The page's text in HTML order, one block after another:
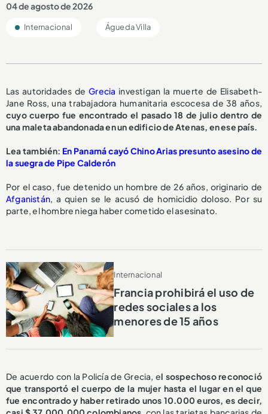
04 de agosto de 2026
Internacional Águeda Villa
Las autoridades deGrecia investigan la muerte de Elisabeth-
Jane Ross, una trabajadora humanitaria escocesa de 38 años,
cuyo cuerpo fue encontrado el pasado 18 de julio dentro de
una maleta abandonada en un edificio de Atenas, en ese país.
Lea también: En Panamá cayó Chino Arias presunto asesino de
la suegra de Pipe Calderón
Por el caso, fue detenido un hombre de 26 años, originario de
Afganistán, a quien se le acusó de homicidio doloso. Por su
parte, el hombre niega haber cometido el asesinato.
Internacional
Francia prohibirá el uso de
redes sociales a los
menores de 15 años
De acuerdo con la Policía de Grecia, el sospechoso reconoció
que transportó el cuerpo de la mujer hasta el lugar en el que
fue encontrado y haber retirado unos 10.000 euros, es decir,